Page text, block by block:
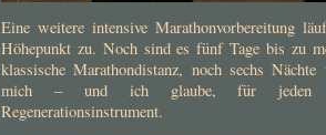
Eine weitere intensive Marathonvorbereitung
Höhepunkt zu. Noch sind es fünf Tage bis zu
klassische Marathondistanz, noch sechs
mich – und ich glaube, für jeden
Regenerationsinstrument.